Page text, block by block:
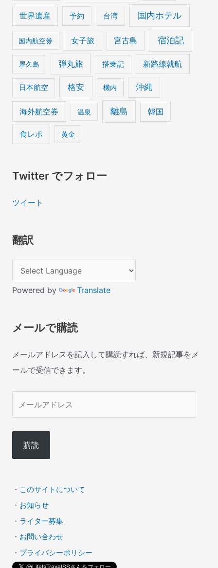
世界遺産 予約 台湾 国内ホテル
国内航空券 女子旅 宮古島 宿泊記
屋久島 弾丸旅 搭乗記 新路線就航
日本航空 格安 機内 沖縄
海外航空券 温泉 離島 韓国
食レポ 黄金
Twitter でフォロー
ツイート
翻訳
Powered by Translate
メールで購読
メールアドレスを記入して購読すれば、新規記事をメ
ールで受信できます。
ル
ド
ス
購読
・ このサイトについて
・ お知らせ
・ ライター募集
・ お問い合わせ
・ プライバシーポリシー